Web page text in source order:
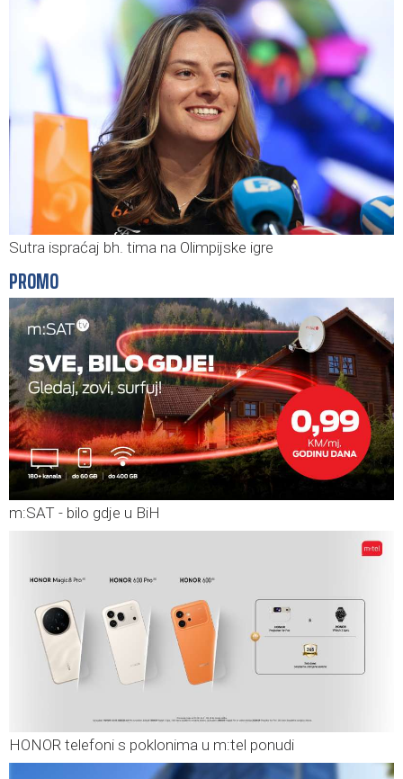
Sutra ispraćaj bh. tima na Olimpijske igre
PROMO
m:SAT - bilo gdje u BiH
HONOR telefoni s poklonima u m:tel ponudi